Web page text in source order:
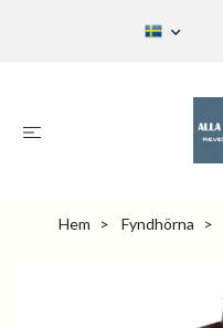
Hem Fyndhörna